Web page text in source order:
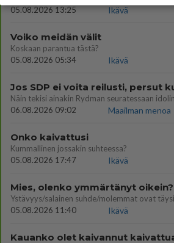
05.08.2026 13:25
Ikävä
Voiko meidän välit
Koskaan parantua tästä?
05.08.2026 05:34
Ikävä
06.08.2026 09:02
Maailman menoa
Onko kaivattusi
Kummallinen jossakin suhteessa?
05.08.2026 17:47
Ikävä
Mies, olenko ymmärtänyt oikein?
05.08.2026 11:40
Ikävä
Kauanko olet kaivannut